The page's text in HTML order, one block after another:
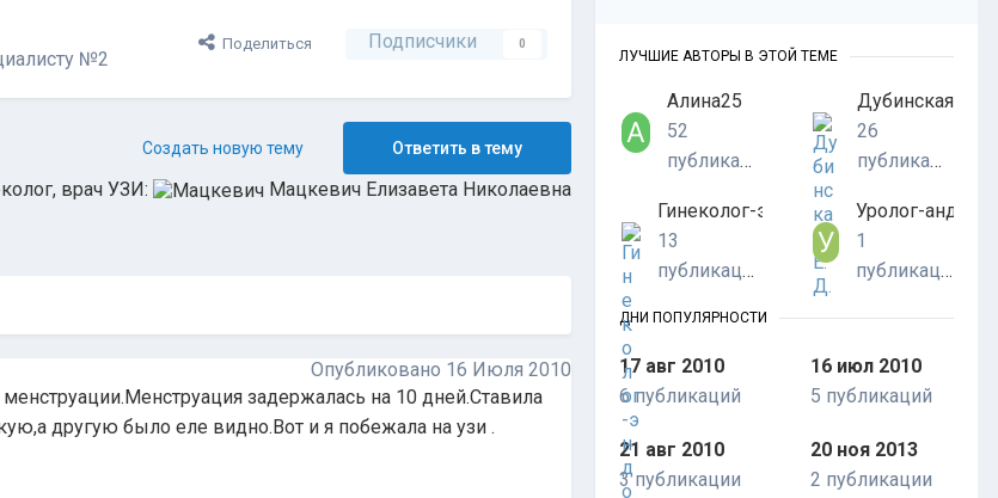
№2
Поделиться Подписчики 0
Ответить в тему
Создать новую тему
врач УЗИ: Мацкевич Елизавета Николаевна
Опубликовано 16 Июля 2010
задержалась на 10 дней.Ставила
другую было еле видно.Вот и я побежала на узи .
ЛУЧШИЕ АВТОРЫ В ЭТОЙ ТЕМЕ
Алина25
52
публикации
Дубинская Е. Д.
26
публикаций
Гинеколог-эндокринолог
13
публикаций
Уролог-
1
публикация
ДНИ ПОПУЛЯРНОСТИ
17 авг 2010
6 публикаций
16 июл 2010
5 публикаций
21 авг 2010
3 публикации
20 ноя 2013
2 публикации